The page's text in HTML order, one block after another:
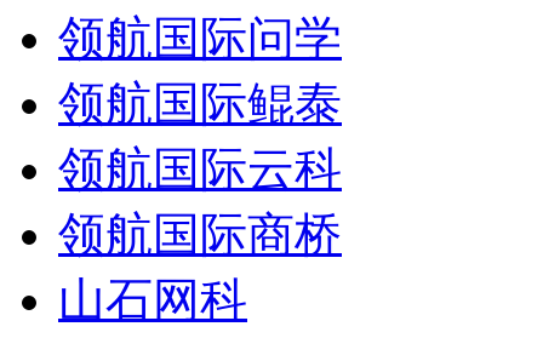
领航国际问学
领航国际鲲泰
领航国际云科
领航国际商桥
山石网科